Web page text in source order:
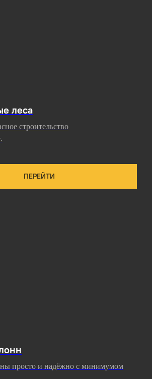
леса
строительство
ПЕРЕЙТИ
просто и надёжно с минимумом